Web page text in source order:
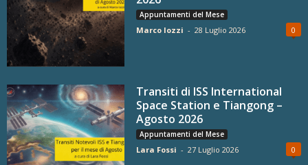
Appuntamenti del Mese
Marco Iozzi - 28 Luglio 2026 0
Transiti di ISS International
Space Station e Tiangong –
Agosto 2026
Appuntamenti del Mese
Lara Fossi - 27 Luglio 2026 0